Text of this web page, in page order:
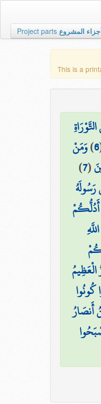
Project parts المشروع
This is a
6
)وَمَنْ
(
7
)
أَدُلُّكُمْ
كُونُوا
أَنصَارُ